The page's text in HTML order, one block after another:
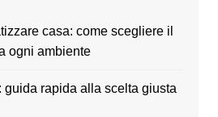
casa: come scegliere il
ogni ambiente
guida rapida alla scelta giusta